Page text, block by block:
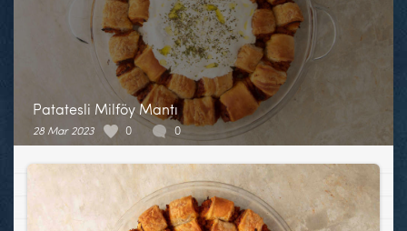
Patatesli Milföy Mantı
28 Mar 2023 0 0